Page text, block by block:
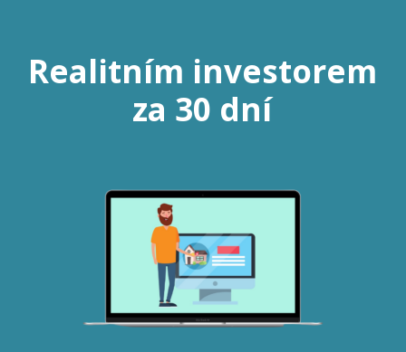
Realitním investorem
za 30 dní